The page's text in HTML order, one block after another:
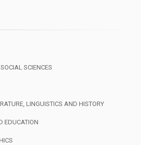
SCIENCES
LINGUISTICS AND HISTORY
EDUCATION